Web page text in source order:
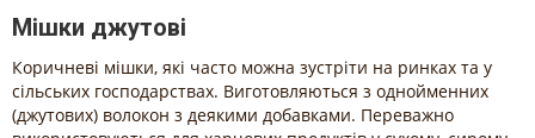
Мішки джутові
Коричневі мішки, які часто можна зустріти на ринках та у
сільських господарствах. Виготовляються з однойменних
(джутових) волокон з деякими добавками. Переважно